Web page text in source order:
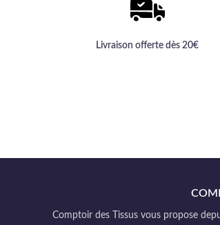
Livraison offerte dès 20€
Comptoir des Tissus vous propose